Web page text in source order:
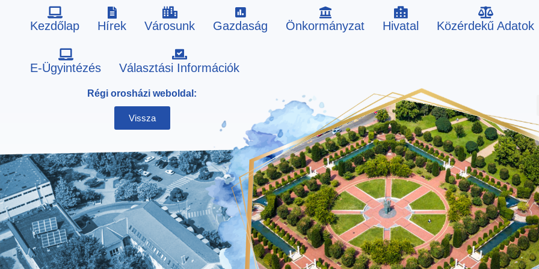
Kezdőlap Hírek Városunk Gazdaság Önkormányzat Hivatal Közérdekű Adatok
E-Ügyintézés Választási Információk
Régi orosházi weboldal:
Vissza